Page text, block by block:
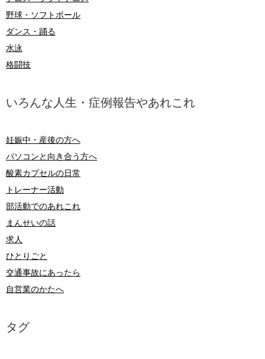
野球・ソフトボール
ダンス・踊る
水泳
格闘技
いろんな人生・症例報告やあれこれ
妊娠中・産後の方へ
パソコンと向き合う方へ
酸素カプセルの日常
トレーナー活動
部活動でのあれこれ
まんせいの話
求人
ひとりごと
交通事故にあったら
自営業のかたへ
タグ